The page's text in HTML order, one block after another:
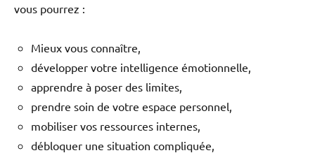
vous pourrez :
Mieux vous connaître,
développer votre intelligence émotionnelle,
apprendre à poser des limites,
prendre soin de votre espace personnel,
mobiliser vos ressources internes,
débloquer une situation compliquée,